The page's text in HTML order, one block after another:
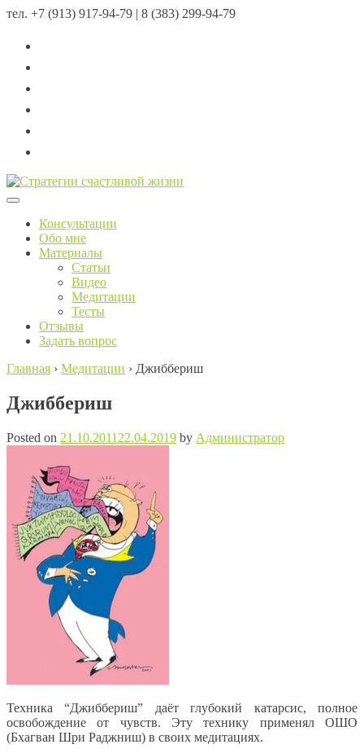
тел. +7 (913) 917-94-79 | 8 (383) 299-94-79
Menu
Консультации
Обо мне
Материалы
Статьи
Видео
Медитации
Тесты
Отзывы
Задать вопрос
Главная › Медитации › Джиббериш
Джиббериш
Posted on 21.10.2011 22.04.2019 by Администратор
Техника “Джиббериш” даёт глубокий катарсис, полное
освобождение от чувств. Эту технику применял ОШО
(Бхагван Шри Раджниш) в своих медитациях.